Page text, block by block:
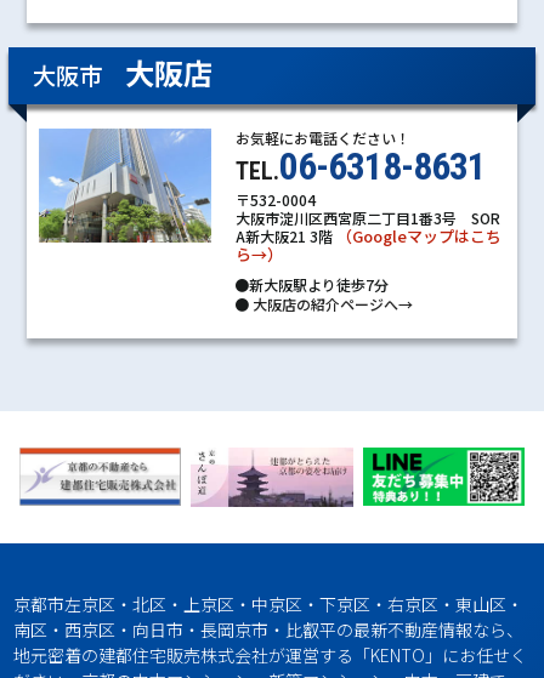
大阪市 大阪店
お気軽にお電話ください！
TEL.06-6318-8631
〒532-0004
大阪市淀川区西宮原二丁目1番3号 SOR
A新大阪21 3階
（Googleマップはこち
ら→）
●新大阪駅より徒歩7分
●大阪店の紹介ページへ→
京都市左京区・北区・上京区・中京区・下京区・右京区・東山区・
南区・西京区・向日市・長岡京市・比叡平の最新不動産情報なら、
地元密着の建都住宅販売株式会社が運営する「KENTO」にお任せく